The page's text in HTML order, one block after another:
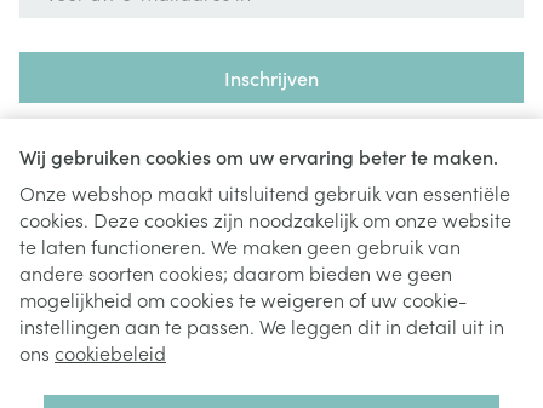
Wij gebruiken cookies om uw ervaring beter te maken.
Onze webshop maakt uitsluitend gebruik van essentiële
cookies. Deze cookies zijn noodzakelijk om onze website
te laten functioneren. We maken geen gebruik van
andere soorten cookies; daarom bieden we geen
mogelijkheid om cookies te weigeren of uw cookie-
instellingen aan te passen. We leggen dit in detail uit in
ons cookiebeleid
Inschrijven
nieuwsbrief en gaat u akkoord met onzeprivacy policy.
Juridische links